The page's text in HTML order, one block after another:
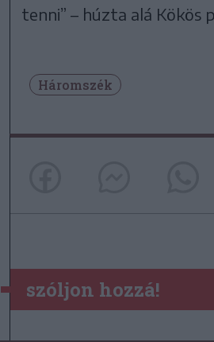
tenni” – húzta alá Kökös
Háromszék
szóljon hozzá!